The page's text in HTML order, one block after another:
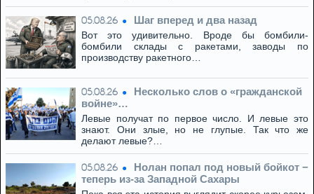
05.08.26 Шаг вперед и два назад
Вот это удивительно. Вроде бы бомбили-
бомбили склады с ракетами, заводы по
производству ракетного…
05.08.26
Несколько слов о «гражданской
войне»…
Левые получат по первое число. И левые это
знают. Они злые, но не глупые. Так что же
делают левые?…
05.08.26
Нолан попал под новый бойкот −
теперь из‑за Западной Сахары